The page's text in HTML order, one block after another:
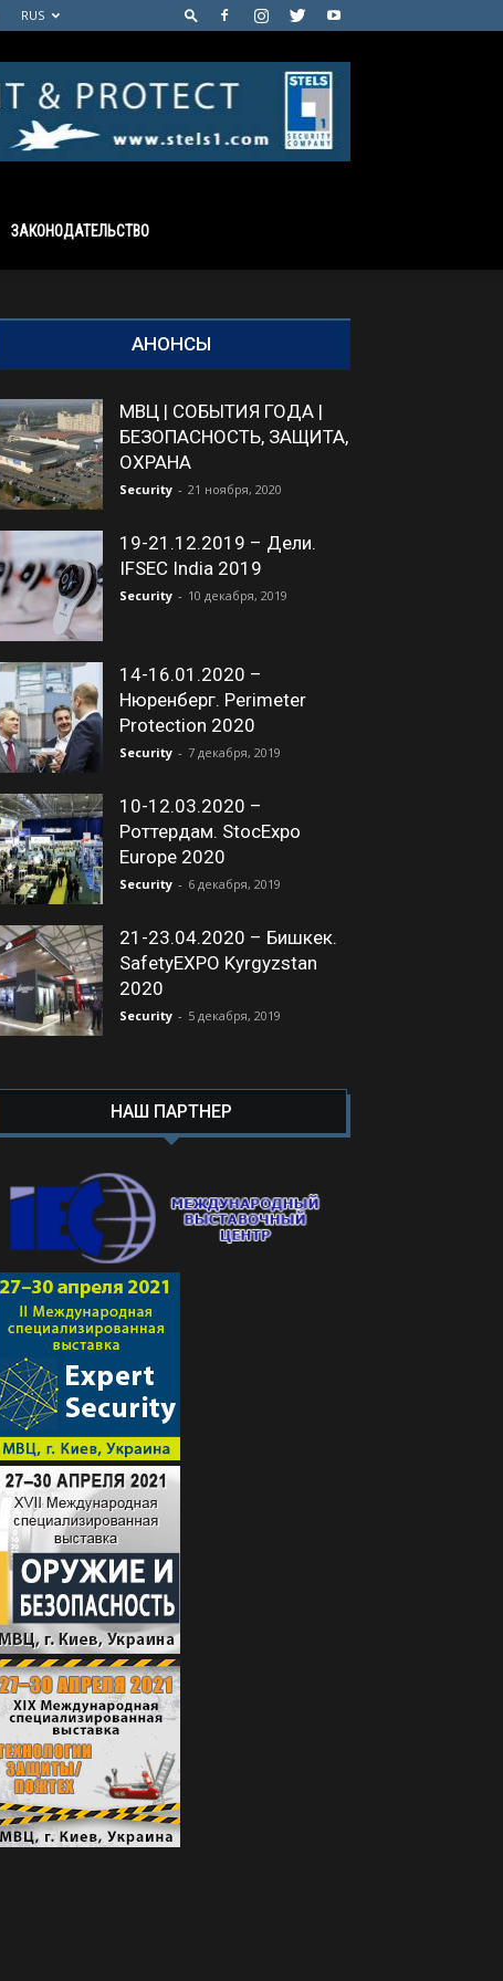
RUS
ЗАКОНОДАТЕЛЬСТВО
АНОНСЫ
МВЦ | СОБЫТИЯ ГОДА |
БЕЗОПАСНОСТЬ, ЗАЩИТА,
ОХРАНА
Security - 21 ноября, 2020
19-21.12.2019 – Дели.
IFSEC India 2019
Security - 10 декабря, 2019
14-16.01.2020 –
Нюренберг. Perimeter
Protection 2020
Security - 7 декабря, 2019
10-12.03.2020 –
Роттердам. StocExpo
Europe 2020
Security - 6 декабря, 2019
21-23.04.2020 – Бишкек.
SafetyEXPO Kyrgyzstan
2020
Security - 5 декабря, 2019
НАШ ПАРТНЕР